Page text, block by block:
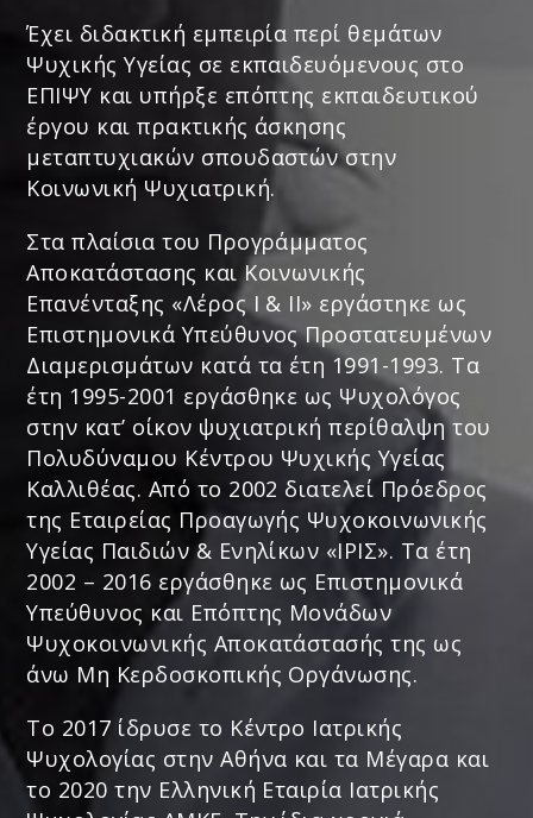
Έχει διδακτική εμπειρία περί θεμάτων
Ψυχικής Υγείας σε εκπαιδευόμενους στο
ΕΠΙΨΥ και υπήρξε επόπτης εκπαιδευτικού
έργου και πρακτικής άσκησης
μεταπτυχιακών σπουδαστών στην
Κοινωνική Ψυχιατρική.
Στα πλαίσια του Προγράμματος
Αποκατάστασης και Κοινωνικής
Επανένταξης «Λέρος Ι & ΙΙ» εργάστηκε ως
Επιστημονικά Υπεύθυνος Προστατευμένων
Διαμερισμάτων κατά τα έτη 1991-1993. Τα
έτη 1995-2001 εργάσθηκε ως Ψυχολόγος
στην κατ’ οίκον ψυχιατρική περίθαλψη του
Πολυδύναμου Κέντρου Ψυχικής Υγείας
Καλλιθέας. Από το 2002 διατελεί Πρόεδρος
της Εταιρείας Προαγωγής Ψυχοκοινωνικής
Υγείας Παιδιών & Ενηλίκων «ΙΡΙΣ». Τα έτη
2002 – 2016 εργάσθηκε ως Επιστημονικά
Υπεύθυνος και Επόπτης Μονάδων
Ψυχοκοινωνικής Αποκατάστασής της ως
άνω Μη Κερδοσκοπικής Οργάνωσης.
Το 2017 ίδρυσε το Κέντρο Ιατρικής
Ψυχολογίας στην Αθήνα και τα Μέγαρα και
το 2020 την Ελληνική Εταιρία Ιατρικής